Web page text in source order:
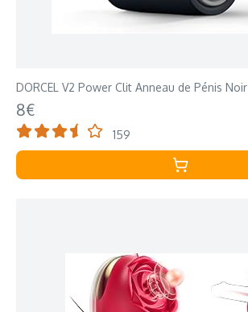
DORCEL V2 Power Clit Anneau de Pénis Noir
8€
159